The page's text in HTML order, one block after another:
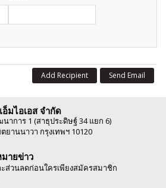
Send Email
Add Recipient
มไอเอส จำกัด
าการ 1 (สาธุประดิษฐ์ 34 แยก 6)
ยานนาวา กรุงเทพฯ 10120
ายข่าว
ส่วนลดก่อนใครเพียงสมัครสมาชิก